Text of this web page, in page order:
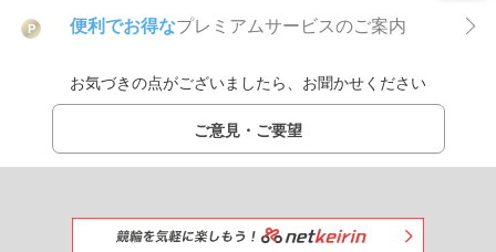
P 便利でお得なプレミアムサービスのご案内
お気づきの点がございましたら、お聞かせください
ご意見・ご要望